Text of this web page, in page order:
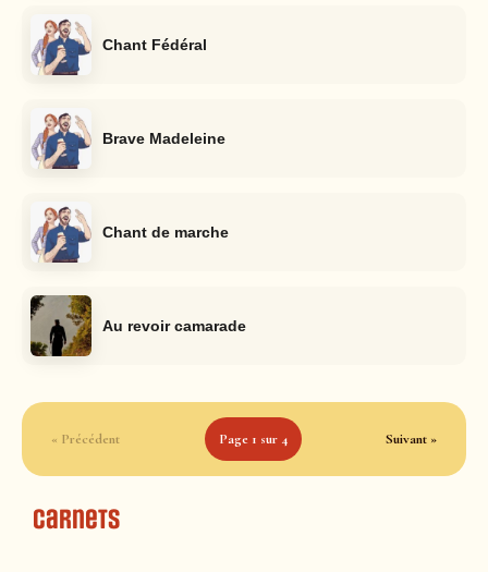
Chant Fédéral
Brave Madeleine
Chant de marche
Au revoir camarade
« Précédent Page 1 sur 4 Suivant »
Carnets